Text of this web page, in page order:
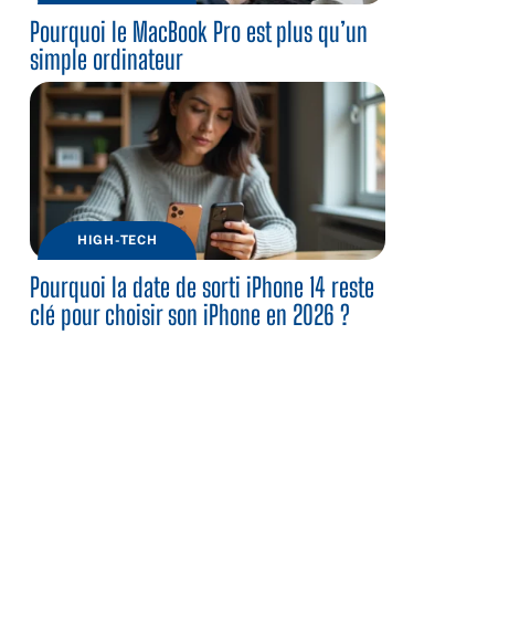
Pourquoi le MacBook Pro est plus qu’un
simple ordinateur
HIGH-TECH
Pourquoi la date de sorti iPhone 14 reste
clé pour choisir son iPhone en 2026 ?